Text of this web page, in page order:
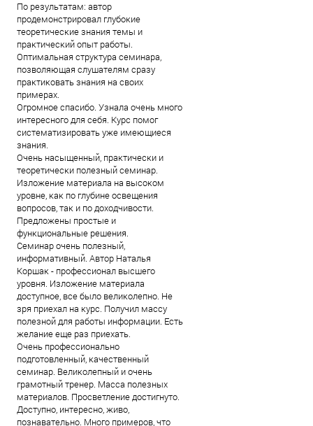
По результатам: автор
продемонстрировал глубокие
теоретические знания темы и
практический опыт работы.
Оптимальная структура семинара,
позволяющая слушателям сразу
практиковать знания на своих
примерах.
Огромное спасибо. Узнала очень много
интересного для себя. Курс помог
систематизировать уже имеющиеся
знания.
Очень насыщенный, практически и
теоретически полезный семинар.
Изложение материала на высоком
уровне, как по глубине освещения
вопросов, так и по доходчивости.
Предложены простые и
функциональные решения.
Семинар очень полезный,
информативный. Автор Наталья
Коршак - профессионал высшего
уровня. Изложение материала
доступное, все было великолепно. Не
зря приехал на курс. Получил массу
полезной для работы информации. Есть
желание еще раз приехать.
Очень профессионально
подготовленный, качественный
семинар. Великолепный и очень
грамотный тренер. Масса полезных
материалов. Просветление достигнуто.
Доступно, интересно, живо,
познавательно. Много примеров, что